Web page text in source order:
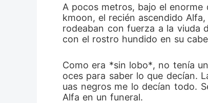
A pocos metros, bajo el
kmoon, el recién ascendido
rodeaban con fuerza a la viuda
con el rostro hundido en su
Como era *sin lobo*, no tenía
oces para saber lo que decían.
uas negros me lo decían todo.
Alfa en un funeral.